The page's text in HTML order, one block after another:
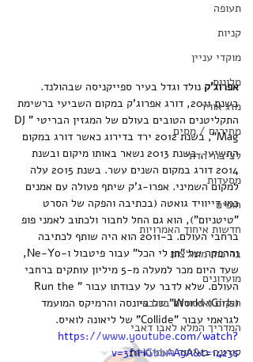
תעופה
קניות
מוקדי עניין
מלונות
מזג אוויר
מחירים / מסים
לציבור הדתי
מסעדות
חופים
חדשות איחוד האמרויות
בריכות מומלצות
מועדונים
חוקים ואיסורים בדובאי
המדריך המלא לאבו דאבי
קורונה באיחוד האמירויות
אפרוג'ק נולד וגדל בעיר ספייקניסה שבהולנד.
בשנת 2011, דורג אפרוג'ק במקום השביעי ברשימת
התקליטנים הטובים בעולם של המגזין הבריטי "DJ
Mag", בשנת 2012 ירד בדירוג כאשר דורג במקום
התשיעי, בשנת 2013 נשאר באותו מיקום ובשנת
2014 דורג במקום השנים עשר. בשנת 2015 עלה
למקום השמיני. אפרו-ג'ק שיתף פעולה עם אמנים
כמו דייוויד גואטה (בכתיבה והפקה של הסרט
"טיטניום"), הוא גם החל לחבור ולכתוב לאמני פופ
ברחבי העולם. ב-2011 הוא היה שותף לכתיבה
וההפקה של "תן לי הכל" עבור פיטבול ו-Ne-Yo,
שעד היום מכר למעלה מ-5 מיליון עותקים ברחבי
העולם. שלא לדבר על עבודתו עבור "Run the
World (Girls)" של ביונסה והרמיקס המועמד
לגראמי עבור "Collide" של ליאונה לואיס.
https://www.youtube.com/watch?
v=3f1HGbbAA9A&t=1423s